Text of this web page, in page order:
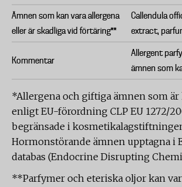
Ämnen som kan vara allergena
eller är skadliga vid förtäring**
Callendula
extract,
Kommentar
Allergent
ämnen som
*Allergena och giftiga ämnen som är
enligt EU-förordning CLP EU 1272/
begränsade i
Hormonstörande ämnen upptagna i
databas (Endocrine Disrupting
**Parfymer och eteriska oljor kan